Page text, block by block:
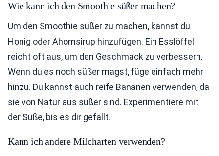
Wie kann ich den Smoothie süßer machen?
Um den Smoothie süßer zu machen, kannst du
Honig oder Ahornsirup hinzufügen. Ein Esslöffel
reicht oft aus, um den Geschmack zu verbessern.
Wenn du es noch süßer magst, füge einfach mehr
hinzu. Du kannst auch reife Bananen verwenden, da
sie von Natur aus süßer sind. Experimentiere mit
der Süße, bis es dir gefällt.
Kann ich andere Milcharten verwenden?